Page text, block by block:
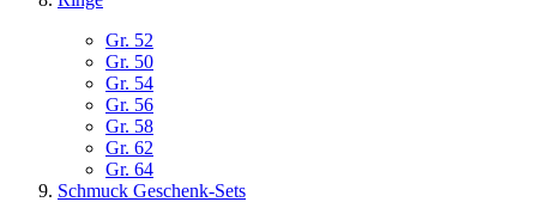
Gr. 52
Gr. 50
Gr. 54
Gr. 56
Gr. 58
Gr. 62
Gr. 64
Schmuck Geschenk-Sets